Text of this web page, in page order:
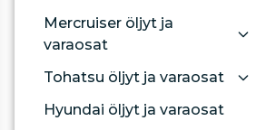
Mercruiser öljyt ja
varaosat
Tohatsu öljyt ja varaosat
Hyundai öljyt ja varaosat